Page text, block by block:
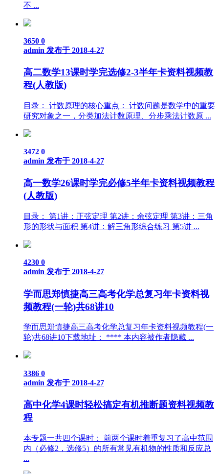
不 ...
3650 0
admin 发布于 2018-4-27
高二数学13课时学完选修2-3半年卡资料视频教
程(人教版)
目录： 计数原理的核心重点： 计数问题是数学中的重要
研究对象之一，分类加法计数原理、分步乘法计数原 ...
3472 0
admin 发布于 2018-4-27
高一数学26课时学完必修5半年卡资料视频教程
(人教版)
目录： 第1讲：正弦定理 第2讲：余弦定理 第3讲：三角
形的形状与面积 第4讲：解三角形综合练习 第5讲 ...
4230 0
admin 发布于 2018-4-27
学而思郑慎捷高三高考化学总复习年卡资料视
频教程(一轮)共68讲10
学而思郑慎捷高三高考化学总复习年卡资料视频教程(一
轮)共68讲10下载地址： **** 本内容被作者隐藏 ...
3386 0
admin 发布于 2018-4-27
高中化学4课时轻松搞定有机推断题资料视频教
程
本专题一共四个课时： 前两个课时着重复习了高中范围
内（必修2，选修5）的所有常见有机物的性质和反应总
...